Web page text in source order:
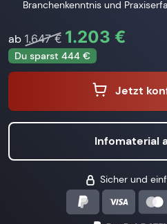
Branchenkenntnis und
ab 1.647 € 1.203 €
Du sparst 444 €
Jetzt
Infomaterial
Sicher und